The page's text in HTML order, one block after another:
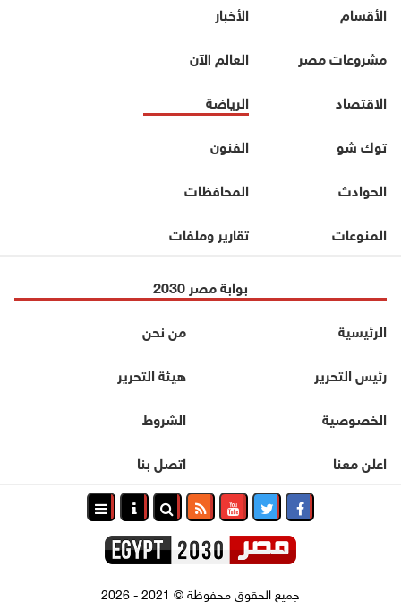
الأقسام
الأخبار
مشروعات مصر
العالم الآن
الاقتصاد
الرياضة
توك شو
الفنون
الحوادث
المحافظات
المنوعات
تقارير وملفات
بوابة مصر 2030
الرئيسية
من نحن
رئيس التحرير
هيئة التحرير
الخصوصية
الشروط
اعلن معنا
اتصل بنا
جميع الحقوق محفوظة©